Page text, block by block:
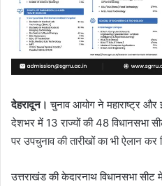
देहरादून। चुनाव आयोग ने महाराष्ट्र और
देशभर में 13 राज्यों की 48 विधानसभा
पर उपचुनाव की तारीखों का भी ऐलान कर
उत्तराखंड की केदारनाथ विधानसभा